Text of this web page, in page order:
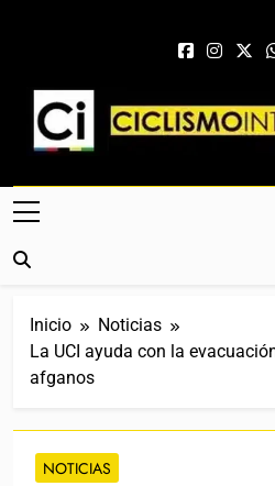
Ciclismo
Web Dedicada Al Ciclismo
Crónicas, Previas Y Más. La
Inicio
Noticias
La UCI ayuda con la
afganos
NOTICIAS